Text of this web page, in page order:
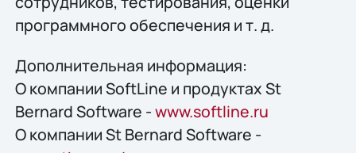
программного обеспечения и т. д.
Дополнительная информация:
О компании SoftLine и продуктах St
Bernard Software -www.softline.ru
О компании St Bernard Software -